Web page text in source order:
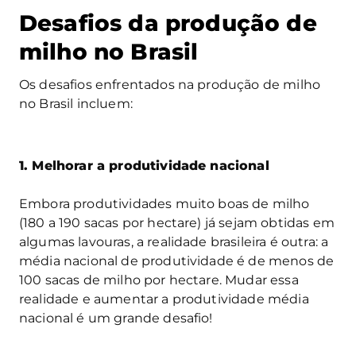
Desafios da produção de
milho no Brasil
Os desafios enfrentados na produção de milho
no Brasil incluem:
1. Melhorar a produtividade nacional
Embora produtividades muito boas de milho
(180 a 190 sacas por hectare) já sejam obtidas em
algumas lavouras, a realidade brasileira é outra: a
média nacional de produtividade é de menos de
100 sacas de milho por hectare. Mudar essa
realidade e aumentar a produtividade média
nacional é um grande desafio!